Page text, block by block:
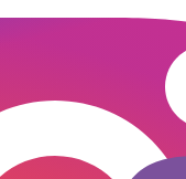
Producător și
o gamă variată de
dormitor și
modern pentru
complete de
extinsă și